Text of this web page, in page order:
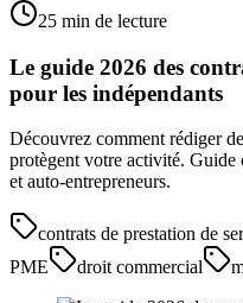
25 min de lecture
Le guide 2026 des
pour les indépendants
Découvrez comment rédiger
protègent votre activité.
et auto-entrepreneurs.
contrats de prestation de
PME
droit commercial